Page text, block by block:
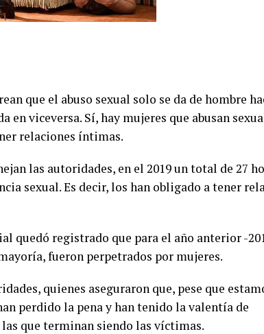
que el abuso sexual solo se da de hombre
en viceversa. Sí, hay mujeres que abusan
relaciones íntimas.
las autoridades, en el 2019 un total de 27
sexual. Es decir, los han obligado a tener
quedó registrado que para el año anterior -
fueron perpetrados por mujeres.
quienes aseguraron que, pese que
perdido la pena y han tenido la valentía de
que terminan siendo las víctimas.